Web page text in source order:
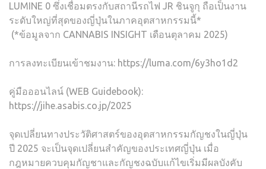
LUMINE 0 ซึ่งเชื่อมตรงกับสถานีรถไฟ JR ชินจูกุ ถือเป็นงาน
ระดับใหญ่ที่สุดของญี่ปุ่นในภาคอุตสาหกรรมนี้*
(*ข้อมูลจาก CANNABIS INSIGHT เดือนตุลาคม 2025)
การลงทะเบียนเข้าชมงาน: https://luma.com/6y3ho1d2
คู่มือออนไลน์ (WEB Guidebook):
https://jihe.asabis.co.jp/2025
จุดเปลี่ยนทางประวัติศาสตร์ของอุตสาหกรรมกัญชงในญี่ปุ่น
ปี 2025 จะเป็นจุดเปลี่ยนสำคัญของประเทศญี่ปุ่น เมื่อ
กฎหมายควบคุมกัญชาและกัญชงฉบับแก้ไขเริ่มมีผลบังคับ